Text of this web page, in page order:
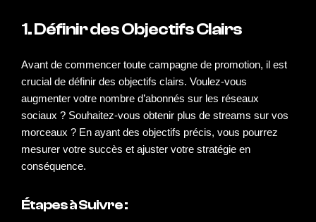
1. Définir des Objectifs Clairs
Avant de commencer toute campagne de promotion, il est
crucial de définir des objectifs clairs. Voulez-vous
augmenter votre nombre d’abonnés sur les réseaux
sociaux ? Souhaitez-vous obtenir plus de streams sur vos
morceaux ? En ayant des objectifs précis, vous pourrez
mesurer votre succès et ajuster votre stratégie en
conséquence.
Étapes à Suivre :